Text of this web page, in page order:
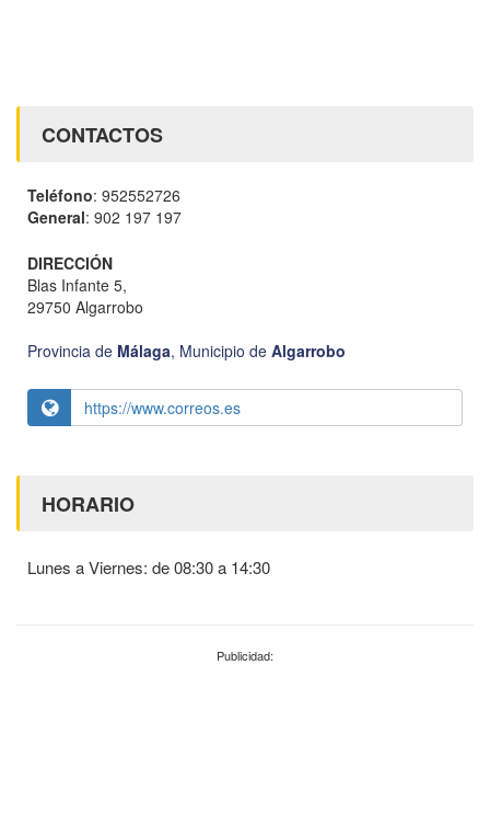
CONTACTOS
Teléfono: 952552726
General: 902 197 197
DIRECCIÓN
Blas Infante 5,
29750 Algarrobo
Provincia de Málaga, Municipio de Algarrobo
https://www.correos.es
HORARIO
Lunes a Viernes: de 08:30 a 14:30
Publicidad: